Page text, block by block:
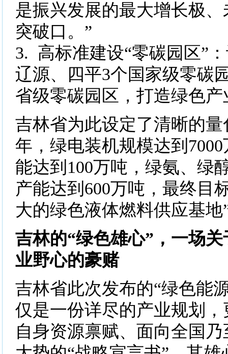
是振兴发展的最大增长极
突破口。”
3. 高标准建设“零碳园区”
辽源、四平3个国家级零碳
省级零碳园区，打造绿色
吉林省为此设定了清晰的量
年，绿电装机规模达到
能达到100万吨，绿氨、绿
产能达到600万吨，最终目
大的绿色液体燃料供应基地
吉林的“绿色雄心”，一场
业野心的豪赌
吉林省此次发布的“绿色能
仅是一份详尽的产业规划
自身资源禀赋、面向全国